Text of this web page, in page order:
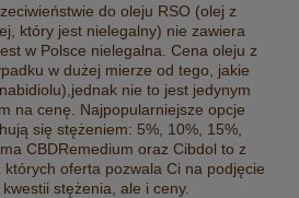
do oleju RSO (olej z
który jest nielegalny) nie zawiera
w Polsce nielegalna. Cena oleju z
w dużej mierze od tego, jakie
nie to jest jedynym
na cenę. Najpopularniejsze opcje
się stężeniem: 5%, 10%, 15%,
CBDRemedium oraz Cibdol to z
oferta pozwala Ci na podjęcie
stężenia, ale i ceny.